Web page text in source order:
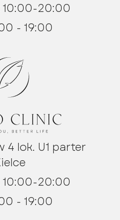
10:00-20:00
- 19:00
4 lok. U1 parter
10:00-20:00
- 19:00